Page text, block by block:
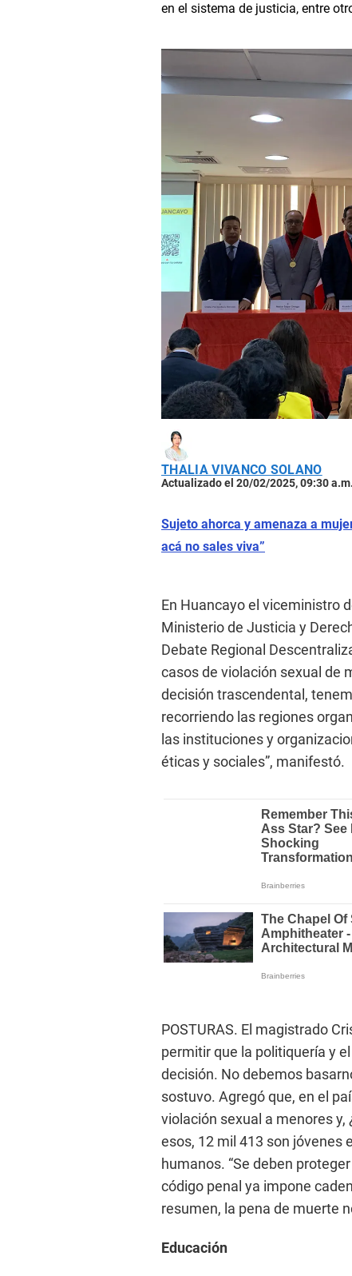
en el sistema de justicia, entre
THALIA VIVANCO SOLANO
Actualizado el 20/02/2025, 09:30 a.m.
Sujeto ahorca y amenaza a
acá no sales viva”
En Huancayo el viceministro
Ministerio de Justicia y
Debate Regional
casos de violación sexual de
decisión trascendental,
recorriendo las regiones
las instituciones y
éticas y sociales”, manifestó.
POSTURAS. El magistrado
permitir que la politiquería y
decisión. No debemos
sostuvo. Agregó que, en el
violación sexual a menores
esos, 12 mil 413 son jóvenes
humanos. “Se deben
código penal ya impone
resumen, la pena de muerte
Educación